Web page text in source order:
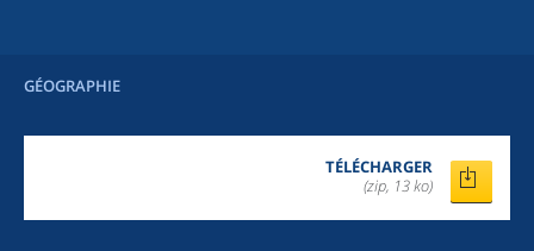
GÉOGRAPHIE
TÉLÉCHARGER
(zip, 13 ko)